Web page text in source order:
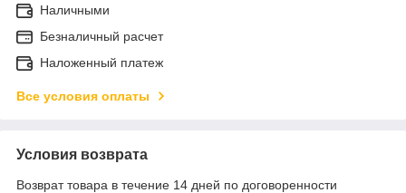
Наличными
Безналичный расчет
Наложенный платеж
Все условия оплаты
Условия возврата
Возврат товара в течение 14 дней по договоренности